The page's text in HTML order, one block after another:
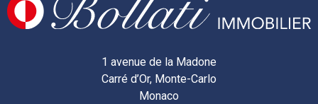
1 avenue de la Madone
Carré d’Or, Monte-Carlo
Monaco